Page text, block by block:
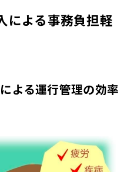
による事務負担軽
よる運行管理の効率